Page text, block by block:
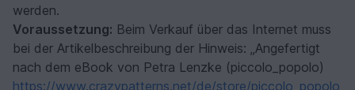
werden.
Voraussetzung: Beim Verkauf über das Internet muss
bei der Artikelbeschreibung der Hinweis: „Angefertigt
nach dem eBook von Petra Lenzke (piccolo_popolo)
https://www.crazypatterns.net/de/store/piccolo_popolo